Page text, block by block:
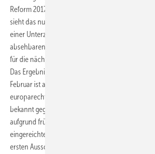
Reform 2017 heftig eingebrochenen Onshore-
sieht das nun neue EEG 2021 vor, dass die
einer Unterzeichnung einer Ausschreibung und
absehbaren unzureichenden Volumen neu
für die nächste Ausschreibungsrunde den Tender
Das Ergebnis der ersten Ausschreibung im Jahr
Februar ist aufgrund einer zudem noch
europarechtlichen Genehmigung für das EEG
bekannt gegeben worden. Allerdings geht
aufgrund früherer Schätzungen und jüngster
eingereichten Ausschreibungsbewerbungen für
ersten Ausschreibungsrunde aus, während die